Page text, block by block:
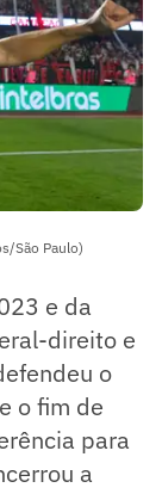
São Paulo)
e da
direito e
o
o fim de
para
a